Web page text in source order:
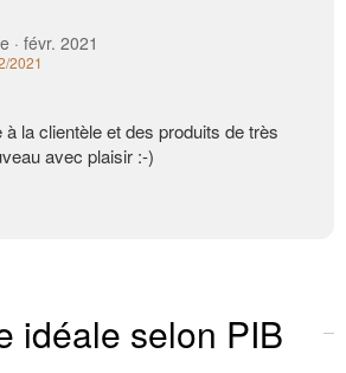
· févr. 2021
2021
la clientèle et des produits de très
avec plaisir :-)
idéale selon PIB